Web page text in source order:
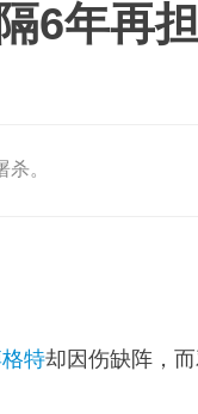
6年再
。
特却因伤缺阵，而